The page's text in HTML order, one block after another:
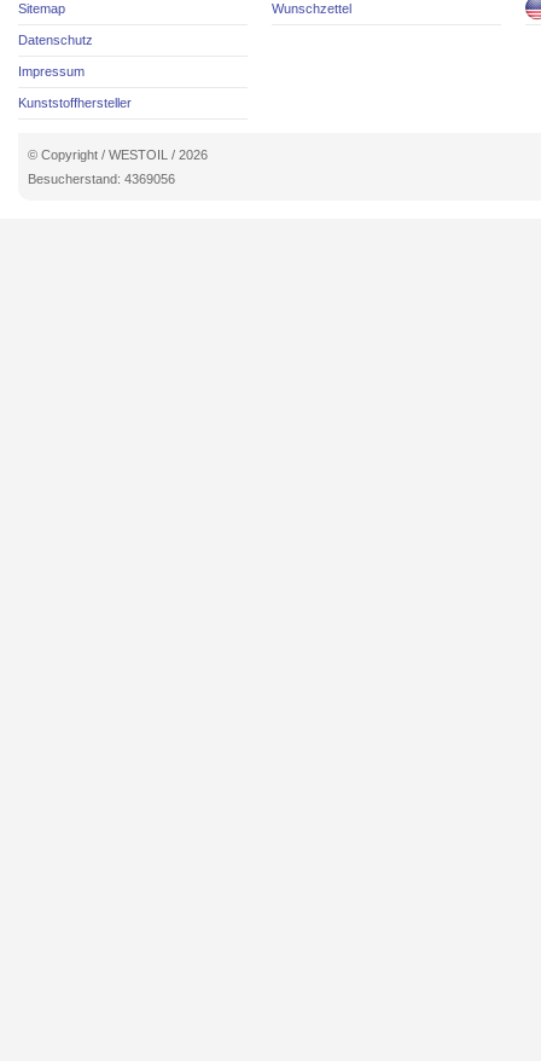
Sitemap
Datenschutz
Impressum
Kunststoffhersteller
Wunschzettel
© Copyright / WESTOIL / 2026
Besucherstand: 4369056